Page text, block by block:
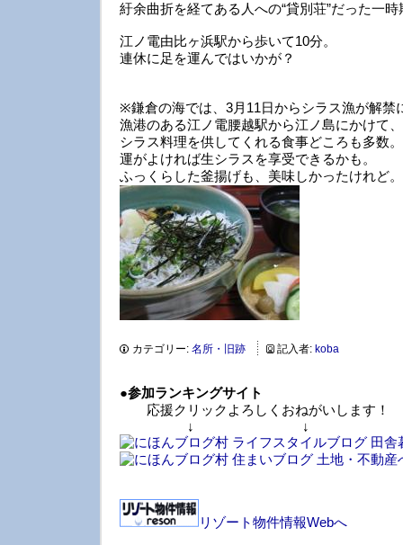
紆余曲折を経てある人への“貸別荘”だった一
江ノ電由比ヶ浜駅から歩いて10分。
連休に足を運んではいかが？
※鎌倉の海では、3月11日からシラス漁が解禁
漁港のある江ノ電腰越駅から江ノ島にかけて、
シラス料理を供してくれる食事どころも多数。
運がよければ生シラスを享受できるかも。
ふっくらした釜揚げも、美味しかったけれど。
カテゴリー: 名所・旧跡 記入者: koba
●参加ランキングサイト
応援クリックよろしくおねがいします！
↓ ↓
リゾート物件情報Webへ